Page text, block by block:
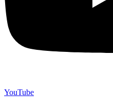
YouTube